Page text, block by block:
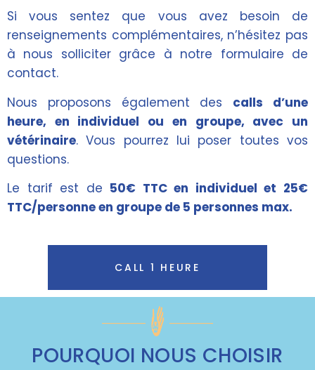
Si vous sentez que vous avez besoin de
renseignements complémentaires, n’hésitez pas
à nous solliciter grâce à notre formulaire de
contact.
Nous proposons également des calls d’une
heure, en individuel ou en groupe, avec un
vétérinaire. Vous pourrez lui poser toutes vos
questions.
Le tarif est de 50€ TTC en individuel et 25€
TTC/personne en groupe de 5 personnes max.
CALL 1 HEURE
POURQUOI NOUS CHOISIR